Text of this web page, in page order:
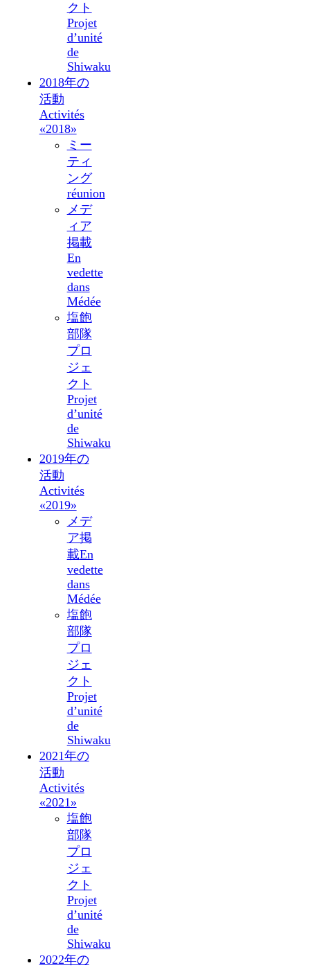
クト
Projet
d’unité
de
Shiwaku
2018年の
活動
Activités
«2018»
ミー
ティ
ング
réunion
メデ
ィア
掲載
En
vedette
dans
Médée
塩飽
部隊
プロ
ジェ
クト
Projet
d’unité
de
Shiwaku
2019年の
活動
Activités
«2019»
メデ
ア掲
載En
vedette
dans
Médée
塩飽
部隊
プロ
ジェ
クト
Projet
d’unité
de
Shiwaku
2021年の
活動
Activités
«2021»
塩飽
部隊
プロ
ジェ
クト
Projet
d’unité
de
Shiwaku
2022年の